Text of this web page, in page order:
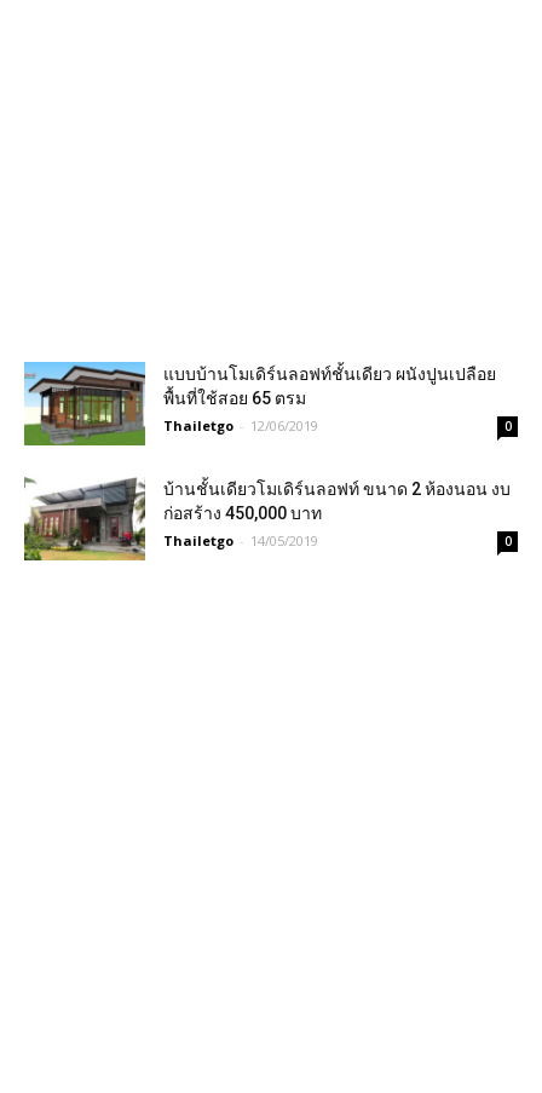
แบบบ้านโมเดิร์นลอฟท์ชั้นเดียว ผนังปูนเปลือย
พื้นที่ใช้สอย 65 ตรม
Thailetgo - 12/06/2019 0
บ้านชั้นเดียวโมเดิร์นลอฟท์ ขนาด 2 ห้องนอน งบ
ก่อสร้าง 450,000 บาท
Thailetgo - 14/05/2019 0